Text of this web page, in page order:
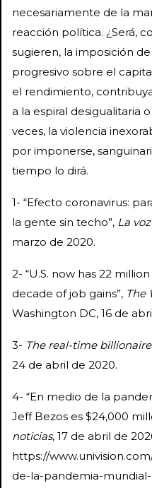
necesariamente de la
reacción política. ¿Será,
sugieren, la imposición
progresivo sobre el
el rendimiento,
a la espiral desigualitaria
veces, la violencia
por imponerse,
tiempo lo dirá.
1- “Efecto coronavirus:
la gente sin techo”, La
marzo de 2020.
2- “U.S. now has 22
decade of job gains”, The
Washington DC, 16 de
3- The real-time
24 de abril de 2020.
4- “En medio de la
Jeff Bezos es $24,000
noticias, 17 de abril de
https://
de-la-pandemia-